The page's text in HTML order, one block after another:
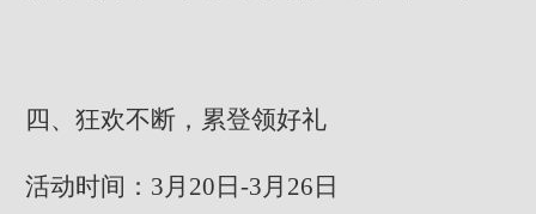
四、狂欢不断，累登领好礼
活动时间：3月20日-3月26日